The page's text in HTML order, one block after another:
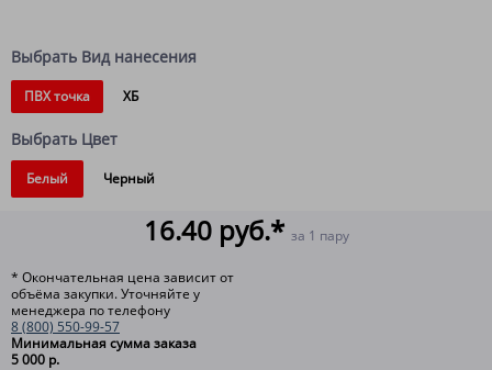
Выбрать Вид нанесения
ПВХ точка ХБ
Выбрать Цвет
Белый Черный
16.40 руб.* за 1 пару
* Окончательная цена зависит от
объёма закупки. Уточняйте у
менеджера по телефону
8 (800) 550-99-57
Минимальная сумма заказа
5 000 р.